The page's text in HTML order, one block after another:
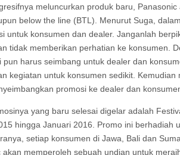
meluncurkan produk baru,
below the line (BTL). Menurut Suga,
untuk konsumen dan dealer. Janganlah
tidak memberikan perhatian ke konsumen.
harus seimbang untuk dealer dan
kegiatan untuk konsumen sedikit. Kemudian
promosi ke dealer dan
yang baru selesai digelar adalah
hingga Januari 2016. Promo ini berhadiah
setiap konsumen di Jawa, Bali dan
akan memperoleh sebuah undian untuk